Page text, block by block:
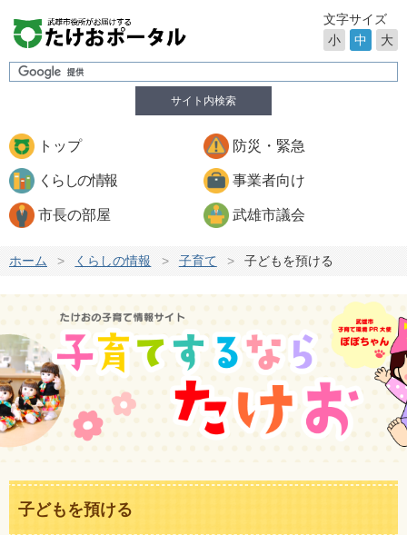
サイト内検索
文字サイズ
小
中 大
トップ 防災・緊急
くらしの情報 事業者向け
市長の部屋 武雄市議会
ホーム > くらしの情報 > 子育て > 子どもを預ける
子どもを預ける